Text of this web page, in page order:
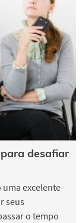
desafiar
uma excelente
seus
o tempo